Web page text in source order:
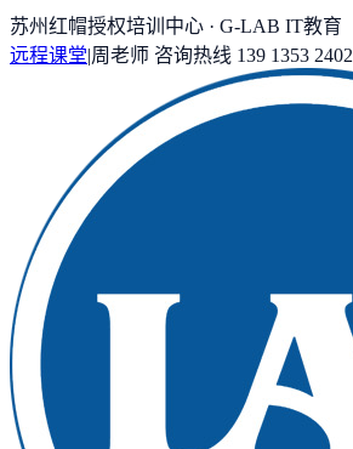
苏州红帽授权培训中心 · G-LAB IT教育
远程课堂|周老师 咨询热线 139 1353 2402